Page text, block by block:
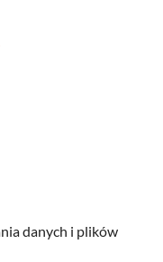
danych i plików